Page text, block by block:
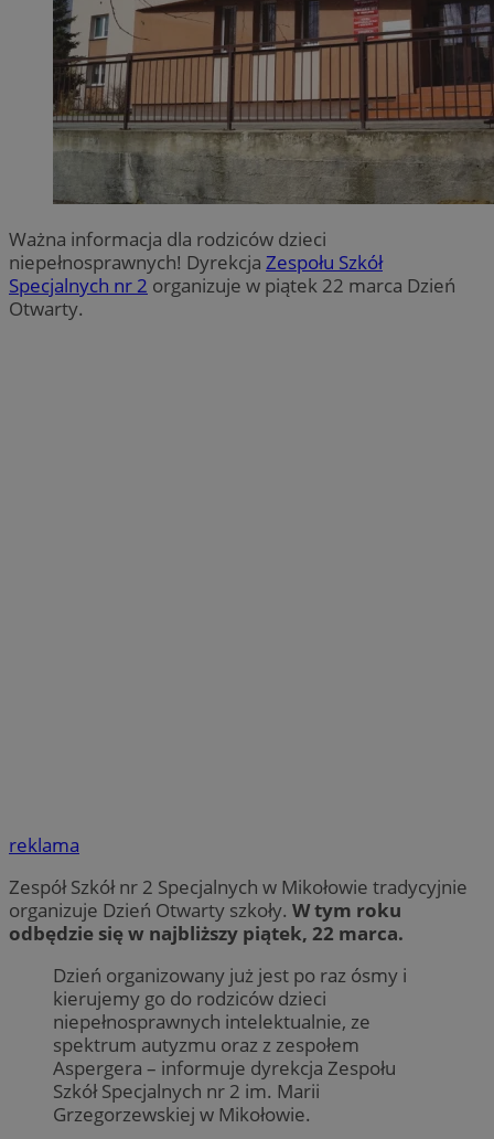
Ważna informacja dla rodziców dzieci
niepełnosprawnych! Dyrekcja Zespołu Szkół
Specjalnych nr 2 organizuje w piątek 22 marca Dzień
Otwarty.
reklama
Zespół Szkół nr 2 Specjalnych w Mikołowie tradycyjnie
organizuje Dzień Otwarty szkoły. W tym roku
odbędzie się w najbliższy piątek, 22 marca.
Dzień organizowany już jest po raz ósmy i
kierujemy go do rodziców dzieci
niepełnosprawnych intelektualnie, ze
spektrum autyzmu oraz z zespołem
Aspergera – informuje dyrekcja Zespołu
Szkół Specjalnych nr 2 im. Marii
Grzegorzewskiej w Mikołowie.